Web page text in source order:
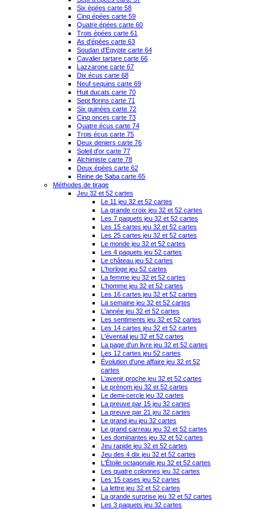
Six épées carte 58
Cinq épées carte 59
Quatre épées carte 60
Trois épées carte 61
As d'épées carte 63
Soudan d'Egypte carte 64
Cavalier tartare carte 66
Lazzarone carte 67
Dix écus carte 68
Neuf sequins carte 69
Huit ducats carte 70
Sept florins carte 71
Six guinées carte 72
Cinq onces carte 73
Quatre écus carte 74
Trois écus carte 75
Deux deniers carte 76
Soleil d'or carte 77
Alchimiste carte 78
Deux épées carte 62
Reine de Saba carte 65
Méthodes de tirage
Jeu 32 et 52 cartes
Le 11 jeu 32 et 52 cartes
La grande croix jeu 32 et 52 cartes
Les 7 paquets jeu 32 et 52 cartes
Les 15 cartes jeu 32 et 52 cartes
Les 25 cartes jeu 32 et 52 cartes
Le monde jeu 32 et 52 cartes
Les 4 paquets jeu 52 cartes
Le château jeu 52 cartes
L'horloge jeu 52 cartes
La femme jeu 32 et 52 cartes
L'homme jeu 32 et 52 cartes
Les 16 cartes jeu 32 et 52 cartes
La semaine jeu 32 et 52 cartes
L'année jeu 32 et 52 cartes
Les sentiments jeu 32 et 52 cartes
Les 14 cartes jeu 32 et 52 cartes
L'éventail jeu 32 et 52 cartes
La page d'un livre jeu 32 et 52 cartes
Les 12 cartes jeu 52 cartes
Évolution d'une affaire jeu 32 et 52
cartes
L'avenir proche jeu 32 et 52 cartes
Le prénom jeu 32 et 52 cartes
Le demi-cercle jeu 32 cartes
La preuve par 15 jeu 32 cartes
La preuve par 21 jeu 32 cartes
Le grand jeu jeu 32 cartes
Le grand carreau jeu 32 et 52 cartes
Les dominantes jeu 32 et 52 cartes
Jeu rapide jeu 32 et 52 cartes
Jeu des 4 dix jeu 32 et 52 cartes
L'Étoile octagonale jeu 32 et 52 cartes
Les quatre colonnes jeu 32 cartes
Les 15 cases jeu 52 cartes
La lettre jeu 32 et 52 cartes
La grande surprise jeu 32 et 52 cartes
Les 3 paquets jeu 32 cartes